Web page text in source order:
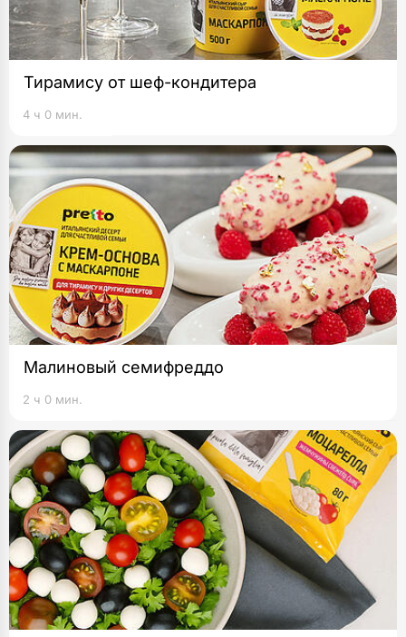
Тирамису от шеф-кондитера
4 ч 0 мин.
Малиновый семифреддо
2 ч 0 мин.